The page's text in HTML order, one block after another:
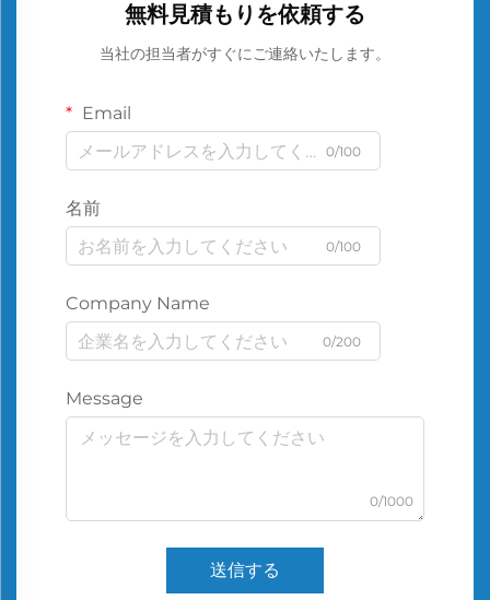
無料見積もりを依頼する
当社の担当者がすぐにご連絡いたします。
Email
0/100
名前
0/100
Company Name
0/200
Message
0/1000
送信する